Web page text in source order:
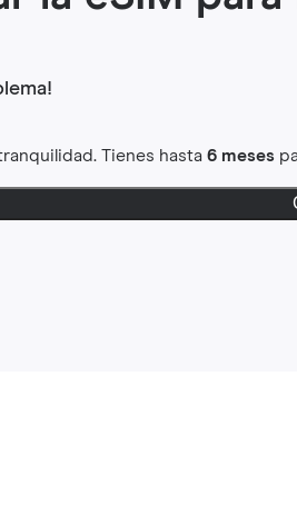
Tienes hasta6 meses